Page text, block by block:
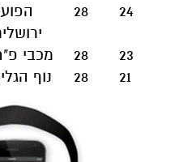
24
28
23
28 מכבי
21
28 נוף